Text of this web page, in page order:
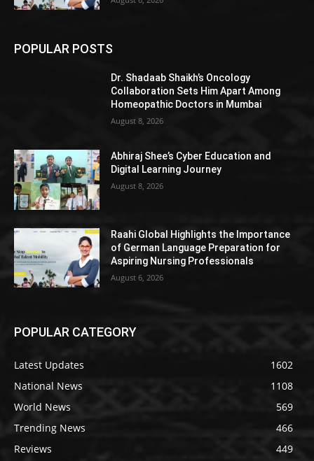
POPULAR POSTS
Dr. Shadaab Shaikh’s Oncology
Collaboration Sets Him Apart Among
Homeopathic Doctors in Mumbai
August 8, 2026
Abhiraj Shee’s Cyber Education and
Digital Learning Journey
August 8, 2026
Raahi Global Highlights the Importance
of German Language Preparation for
Aspiring Nursing Professionals
August 6, 2026
POPULAR CATEGORY
Latest Updates
1602
National News
1108
World News
569
Trending News
466
Reviews
449